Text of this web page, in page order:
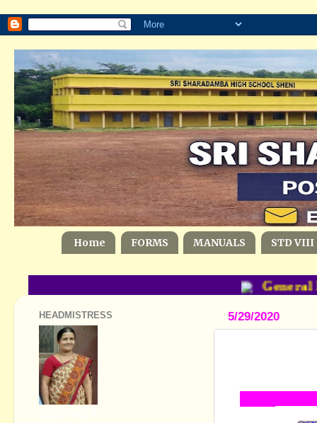
Home FORMS MANUALS STD VIII
General
5/29/2020
HEADMISTRESS